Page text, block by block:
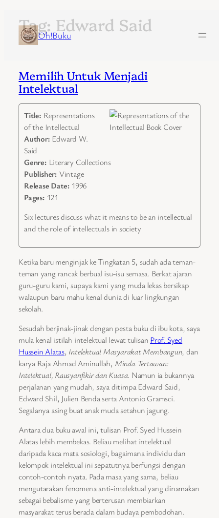
Skip
content
Oh!Buku
Tag: Edward Said
Memilih Untuk Menjadi
Intelektual
Title: Representations
of the Intellectual
Author: Edward W.
Said
Genre: Literary Collections
Publisher: Vintage
Release Date: 1996
Pages: 121
Six lectures discuss what it means to be an intellectual
and the role of intellectuals in society
Ketika baru menginjak ke Tingkatan 5, sudah ada teman-
teman yang rancak berbual isu-isu semasa. Berkat ajaran
guru-guru kami, supaya kami yang muda lekas bersikap
walaupun baru mahu kenal dunia di luar lingkungan
sekolah.
Sesudah berjinak-jinak dengan pesta buku di ibu kota, saya
mula kenal istilah intelektual lewat tulisan Prof. Syed
Hussein Alatas, Intelektual Masyarakat Membangun, dan
karya Raja Ahmad Aminullah, Minda Tertawan:
Intelektual, Rausyanfikir dan Kuasa. Namun ia bukannya
perjalanan yang mudah, saya ditimpa Edward Said,
Edward Shil, Julien Benda serta Antonio Gramsci.
Segalanya asing buat anak muda setahun jagung.
Antara dua buku awal ini, tulisan Prof. Syed Hussein
Alatas lebih membekas. Beliau melihat intelektual
daripada kaca mata sosiologi, bagaimana individu dan
kelompok intelektual ini sepatutnya berfungsi dengan
contoh-contoh nyata. Pada masa yang sama, beliau
mengutarakan fenomena anti-intelektual yang dinamakan
sebagai bebalisme yang berterusan membiarkan
masyarakat terus berada dalam budaya pembodohan.